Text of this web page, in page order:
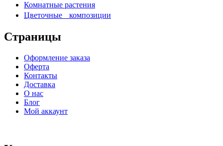
Комнатные растения
Цветочные композиции
Страницы
Оформление заказа
Оферта
Контакты
Доставка
О нас
Блог
Мой аккаунт